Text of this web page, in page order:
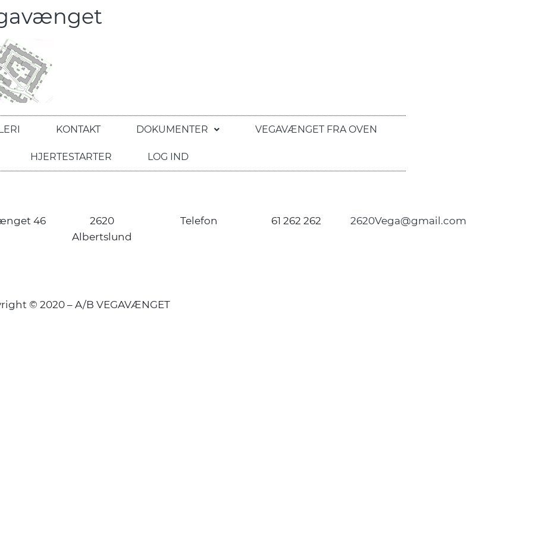
KONTAKT DOKUMENTER VEGAVÆNGET FRA OVEN
HJERTESTARTER LOG IND
46
2620
Albertslund
Telefon 61 262 262 2620Vega@gmail.com
© 2020 – A/B VEGAVÆNGET